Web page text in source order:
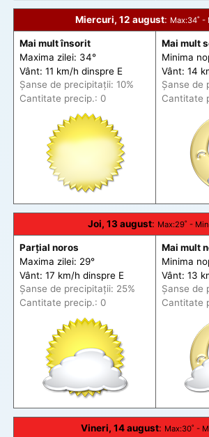
Miercuri, 12 august: Max:34˚ -
Mai mult însorit
Maxima zilei: 34°
Vânt: 11 km/h dinspre E
Șanse de precipitații: 10%
Cantitate precip.: 0
Mai mult
Minima
Vânt: 14
Șanse de
Cantitate
Joi, 13 august: Max:29˚ - Min
Parțial noros
Maxima zilei: 29°
Vânt: 17 km/h dinspre E
Șanse de precipitații: 25%
Cantitate precip.: 0
Mai mult
Minima
Vânt: 13
Șanse de
Cantitate
Vineri, 14 august: Max:30˚ -